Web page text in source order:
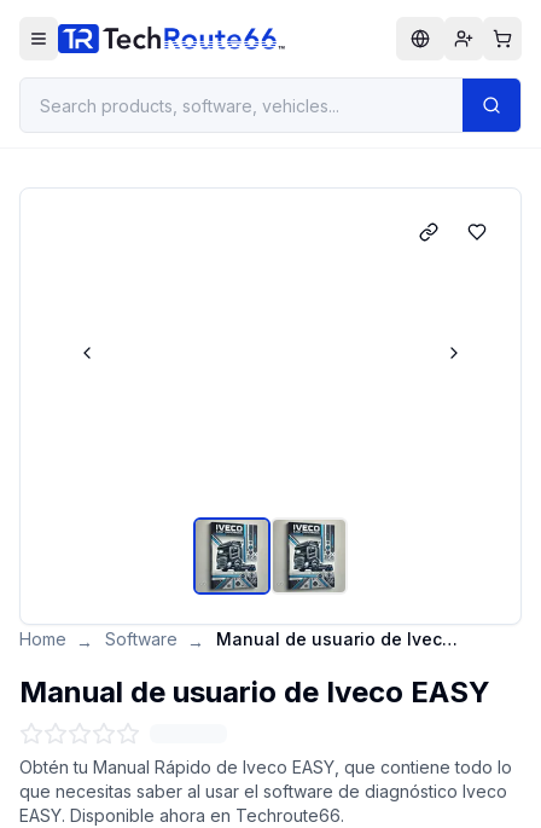
Home → Software → Manual de usuario de Iveco EASY
Manual de usuario de Iveco EASY
Obtén tu Manual Rápido de Iveco EASY, que contiene todo lo
que necesitas saber al usar el software de diagnóstico Iveco
EASY. Disponible ahora en Techroute66.